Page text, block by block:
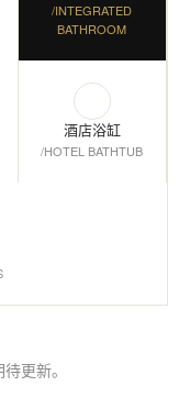
/INTEGRATED
BATHROOM
酒店浴缸
/HOTEL BATHTUB
更新。